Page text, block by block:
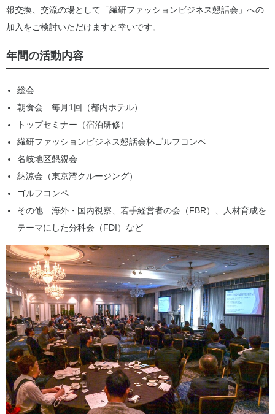
報交換、交流の場として「繊研ファッションビジネス懇話会」への
加入をご検討いただけますと幸いです。
年間の活動内容
総会
朝食会 毎月1回（都内ホテル）
トップセミナー（宿泊研修）
繊研ファッションビジネス懇話会杯ゴルフコンペ
名岐地区懇親会
納涼会（東京湾クルージング）
ゴルフコンペ
その他 海外・国内視察、若手経営者の会（FBR）、人材育成を
テーマにした分科会（FDI）など